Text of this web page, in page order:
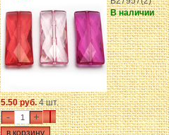
В наличии
5.50 руб.4 шт.
- +